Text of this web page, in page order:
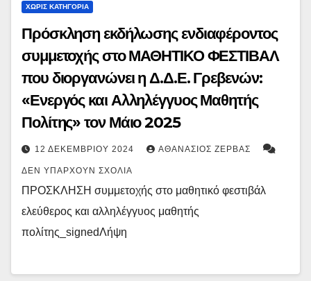
ΧΩΡΊΣ ΚΑΤΗΓΟΡΊΑ
Πρόσκληση εκδήλωσης ενδιαφέροντος
συμμετοχής στο ΜΑΘΗΤΙΚΟ ΦΕΣΤΙΒΑΛ
που διοργανώνει η Δ.Δ.Ε. Γρεβενών:
«Ενεργός και Αλληλέγγυος Μαθητής
Πολίτης» τον Μάιο 2025
12 ΔΕΚΕΜΒΡΊΟΥ 2024 ΑΘΑΝΆΣΙΟΣ ΖΈΡΒΑΣ
ΔΕΝ ΥΠΆΡΧΟΥΝ ΣΧΌΛΙΑ
ΠΡΟΣΚΛΗΣΗ συμμετοχής στο μαθητικό φεστιβάλ
ελεύθερος και αλληλέγγυος μαθητής
πολίτης_signedΛήψη